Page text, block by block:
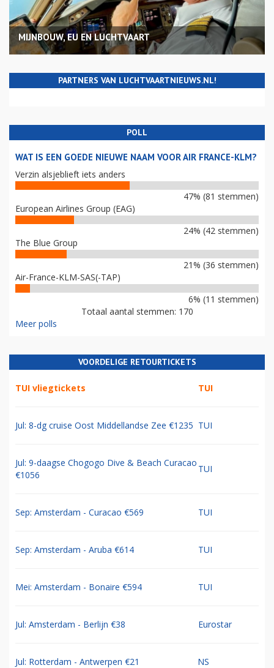
MIJNBOUW, EU EN LUCHTVAART
PARTNERS VAN LUCHTVAARTNIEUWS.NL!
POLL
WAT IS EEN GOEDE NIEUWE NAAM VOOR AIR FRANCE-KLM?
Verzin alsjeblieft iets anders
47% (81 stemmen)
European Airlines Group (EAG)
24% (42 stemmen)
The Blue Group
21% (36 stemmen)
Air-France-KLM-SAS(-TAP)
6% (11 stemmen)
Totaal aantal stemmen: 170
Meer polls
VOORDELIGE RETOURTICKETS
TUI vliegtickets TUI
Jul: 8-dg cruise Oost Middellandse Zee €1235 TUI
Jul: 9-daagse Chogogo Dive & Beach Curacao
€1056
TUI
Sep: Amsterdam - Curacao €569 TUI
Sep: Amsterdam - Aruba €614 TUI
Mei: Amsterdam - Bonaire €594 TUI
Jul: Amsterdam - Berlijn €38 Eurostar
Jul: Rotterdam - Antwerpen €21 NS